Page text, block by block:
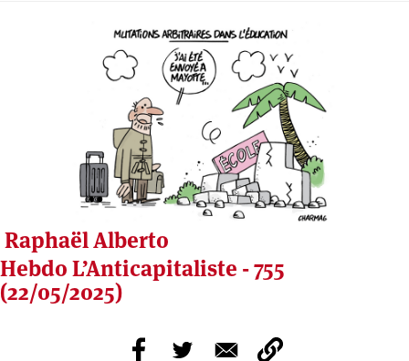
Raphaël Alberto
Hebdo L’Anticapitaliste - 755
(22/05/2025)